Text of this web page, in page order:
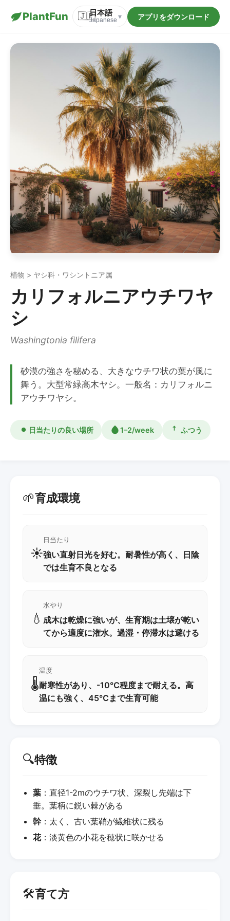
PlantFun 🇯🇵日本語
Japanese ▾ アプリをダウンロード
植物 > ヤシ科・ワシントニア属
カリフォルニアウチワヤ
シ
Washingtonia filifera
砂漠の強さを秘める、大きなウチワ状の葉が風に
舞う。大型常緑高木ヤシ。一般名：カリフォルニ
アウチワヤシ。
日当たりの良い場所 1–2/week ふつう
🌱育成環境
☀️
日当たり
強い直射日光を好む。耐暑性が高く、日陰
では生育不良となる
💧
水やり
成木は乾燥に強いが、生育期は土壌が乾い
てから適度に潅水。過湿・停滞水は避ける
🌡️
温度
耐寒性があり、-10℃程度まで耐える。高
温にも強く、45℃まで生育可能
🔍特徴
葉 ：直径1-2mのウチワ状、深裂し先端は下
垂。葉柄に鋭い棘がある
幹：太く、古い葉鞘が繊維状に残る
花：淡黄色の小花を穂状に咲かせる
🛠️育て方